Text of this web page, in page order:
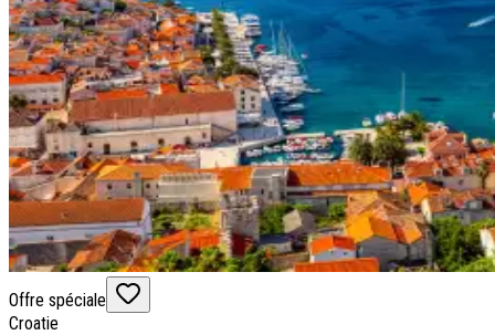
Offre spéciale
Croatie